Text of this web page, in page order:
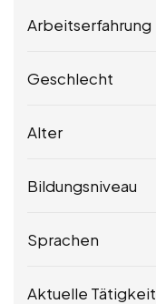
Arbeitserfahrung
Geschlecht
Alter
Bildungsniveau
Sprachen
Aktuelle Tätigkeit